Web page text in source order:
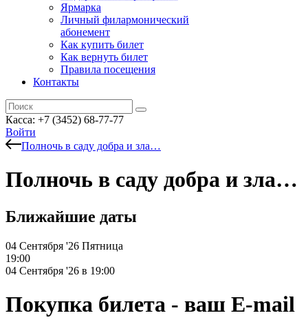
Ярмарка
Личный филармонический
абонемент
Как купить билет
Как вернуть билет
Правила посещения
Контакты
Касса: +7 (3452) 68-77-77
Войти
Полночь в саду добра и зла…
Полночь в саду добра и зла…
Ближайшие даты
04 Сентября '26 Пятница
19:00
04 Сентября '26 в 19:00
Покупка билета - ваш E-mail